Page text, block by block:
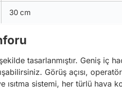
30 cm
tasarlanmıştır. Geniş iç
Görüş açısı,
ısıtma sistemi, her türlü